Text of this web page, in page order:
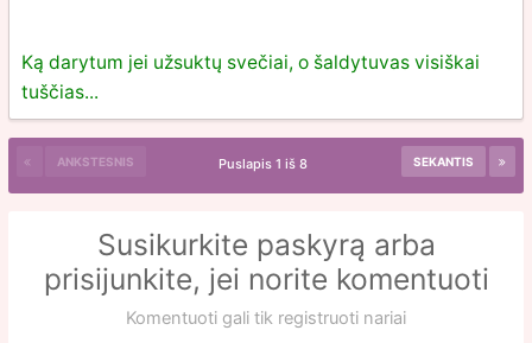
Ką darytum jei užsuktų svečiai, o šaldytuvas visiškai
tuščias...
ANKSTESNIS SEKANTIS
Puslapis 1 iš 8
Susikurkite paskyrą arba
prisijunkite, jei norite komentuoti
Komentuoti gali tik registruoti nariai